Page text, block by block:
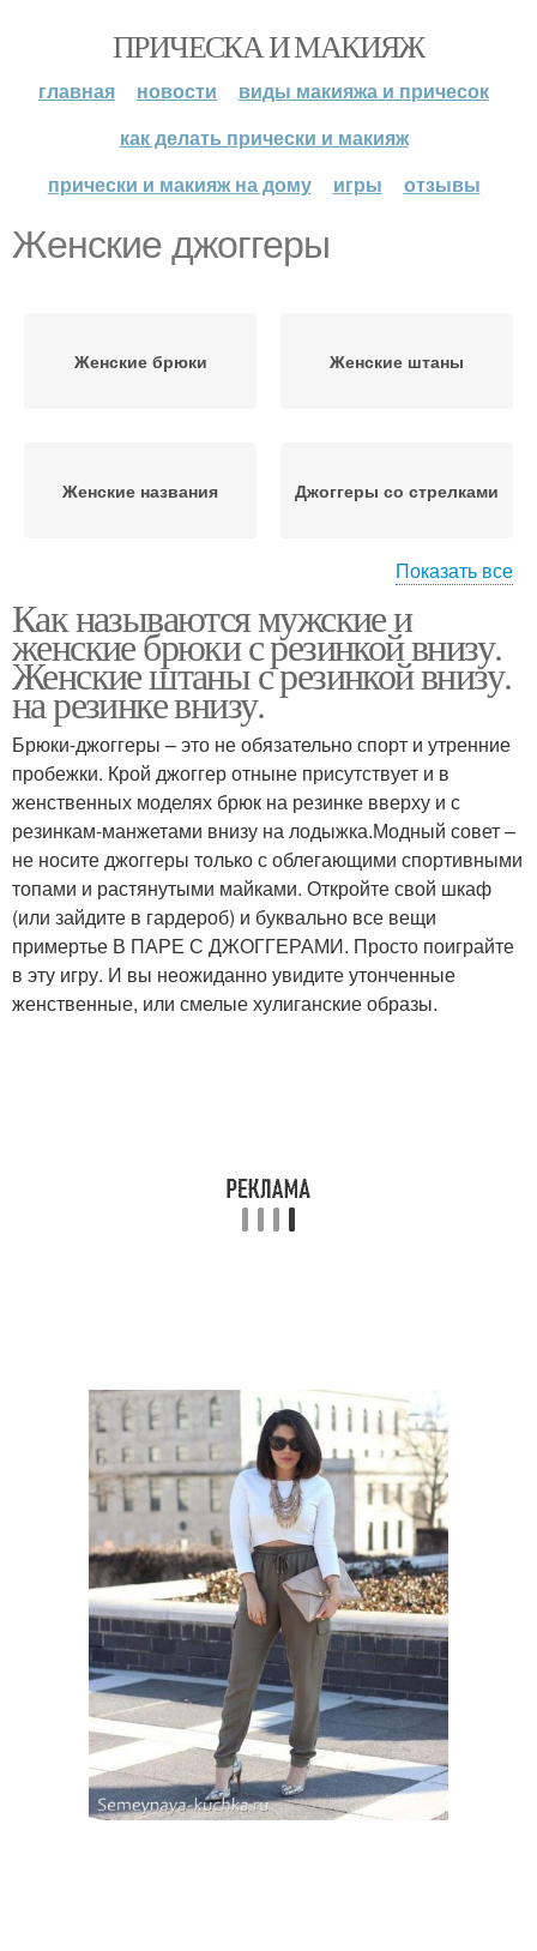
ПРИЧЕСКА И МАКИЯЖ
главная новости
виды макияжа и причесок
как делать прически и макияж
прически и макияж на дому
игры отзывы
Женские джоггеры
Женские брюки Женские штаны
Женские названия Джоггеры со стрелками
Джинсовые джоггеры Джоггеры с цепью
Женские джинсы Джоггеры с резинкой
Показать все
Как называются мужские и
женские брюки с резинкой внизу.
Женские штаны с резинкой внизу.
на резинке внизу.
Брюки-джоггеры – это не обязательно спорт и утренние
пробежки. Крой джоггер отныне присутствует и в
женственных моделях брюк на резинке вверху и с
резинкам-манжетами внизу на лодыжка.Модный совет –
не носите джоггеры только с облегающими спортивными
топами и растянутыми майками. Откройте свой шкаф
(или зайдите в гардероб) и буквально все вещи
примертье В ПАРЕ С ДЖОГГЕРАМИ. Просто поиграйте
в эту игру. И вы неожиданно увидите утонченные
женственные, или смелые хулиганские образы.